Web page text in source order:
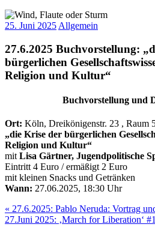
25. Juni 2025 Allgemein
27.6.2025 Buchvorstellung:
bürgerlichen
Religion und Kultur“
Buchvorstellung und
Ort: Köln, Dreikönigenstr. 23 , Raum
„die Krise der bürgerlichen
Religion und Kultur“
mit Lisa Gärtner, Jugendpolitische
Eintritt 4 Euro / ermäßigt 2 Euro
mit kleinen Snacks und Getränken
Wann: 27.06.2025, 18:30 Uhr
Beitragsnavigation
« 27.6.2025: Pablo Neruda: Vortrag
27.Juni 2025: ‚March for Liberation‘